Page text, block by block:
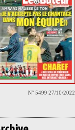
N° 5499 27/10/2022